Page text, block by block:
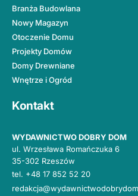
Branża Budowlana
Nowy Magazyn
Otoczenie Domu
Projekty Domów
Domy Drewniane
Wnętrze i Ogród
Kontakt
WYDAWNICTWO DOBRY DOM
ul. Wrzesława Romańczuka 6
35-302 Rzeszów
tel. +48 17 852 52 20